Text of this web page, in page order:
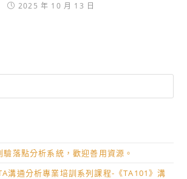
2025 年 10 月 13 日
落點分析系統，歡迎善用資源。
溝通分析專業培訓系列課程-《TA101》溝